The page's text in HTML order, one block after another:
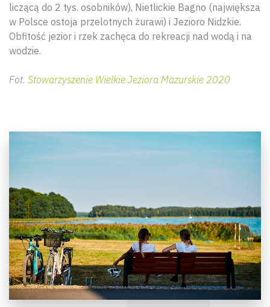
liczącą do 2 tys. osobników), Nietlickie Bagno (największa
w Polsce ostoja przelotnych żurawi) i Jezioro Nidzkie.
Obfitość jezior i rzek zachęca do rekreacji nad wodą i na
wodzie.
Fot. Stowarzyszenie Wielkie Jeziora Mazurskie 2020